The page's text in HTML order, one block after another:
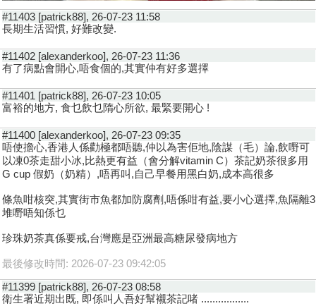
#11403 [patrick88], 26-07-23 11:58
長期生活習慣, 好難改變.
#11402 [alexanderkoo], 26-07-23 11:36
有了病點會開心,唔食個的,其實仲有好多選擇
#11401 [patrick88], 26-07-23 10:05
富裕的地方, 食乜飲乜隋心所欲, 最緊要開心 !
#11400 [alexanderkoo], 26-07-23 09:35
唔使擔心,香港人係勸極都唔聽,仲以為害佢地,陰謀（毛）論,飲嘢可
以凍0茶走甜小冰,比熱更有益（會分解vitamin C）茶記奶茶很多用
G cup 假奶（奶精）,唔再叫,自己早餐用黑白奶,成本高很多
條魚咁核突,其實街市魚都加防腐劑,唔係咁有益,要小心選擇,魚隔離3
堆嘢唔知係乜
珍珠奶茶真係要戒,台灣應是亞洲最高糖尿發病地方
最後修改時間: 2026-07-23 09:42:05
#11399 [patrick88], 26-07-23 08:58
衛生署近期出既, 即係叫人吾好幫襯茶記啫 .................